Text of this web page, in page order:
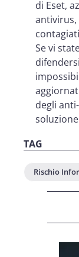
di Eset,
antivirus,
Se vi
degli
TAG
Rischio